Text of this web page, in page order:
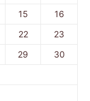
15
16
22
23
29
30